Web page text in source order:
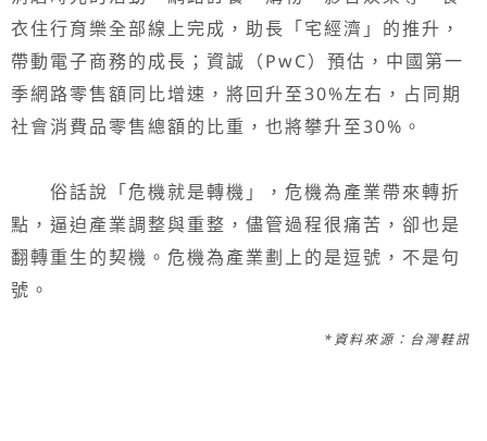
衣住行育樂全部線上完成，助長「宅經濟」的推升，
帶動電子商務的成長；資誠（PwC）預估，中國第一
季網路零售額同比增速，將回升至30%左右，占同期
社會消費品零售總額的比重，也將攀升至30%。
俗話說「危機就是轉機」，危機為產業帶來轉折
點，逼迫產業調整與重整，儘管過程很痛苦，卻也是
翻轉重生的契機。危機為產業劃上的是逗號，不是句
號。
*資料來源：台灣鞋訊